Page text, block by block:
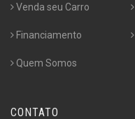
Venda seu Carro
Financiamento
Quem Somos
CONTATO